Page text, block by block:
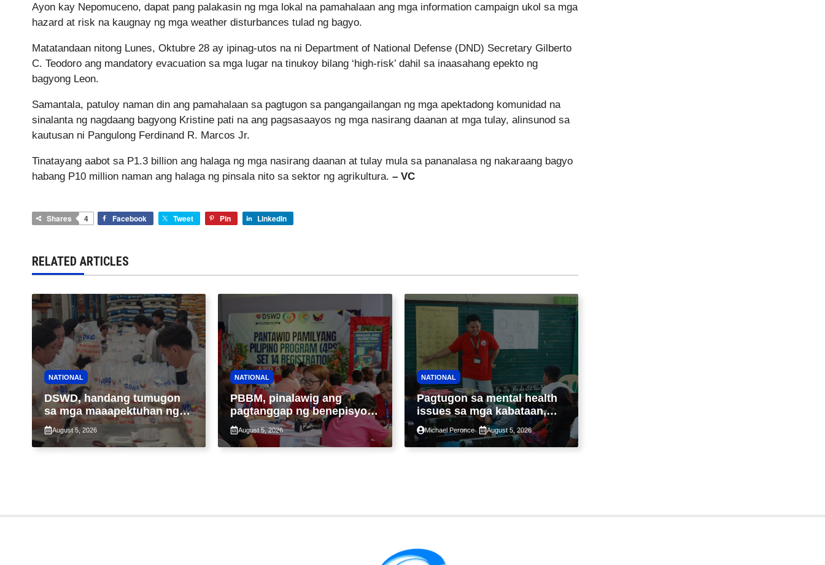
Ayon kay Nepomuceno, dapat pang palakasin ng mga lokal na pamahalaan ang mga information campaign ukol sa mga
hazard at risk na kaugnay ng mga weather disturbances tulad ng bagyo.
Matatandaan nitong Lunes, Oktubre 28 ay ipinag-utos na ni Department of National Defense (DND) Secretary Gilberto
C. Teodoro ang mandatory evacuation sa mga lugar na tinukoy bilang ‘high-risk’ dahil sa inaasahang epekto ng
bagyong Leon.
Samantala, patuloy naman din ang pamahalaan sa pagtugon sa pangangailangan ng mga apektadong komunidad na
sinalanta ng nagdaang bagyong Kristine pati na ang pagsasaayos ng mga nasirang daanan at mga tulay, alinsunod sa
kautusan ni Pangulong Ferdinand R. Marcos Jr.
Tinatayang aabot sa P1.3 billion ang halaga ng mga nasirang daanan at tulay mula sa pananalasa ng nakaraang bagyo
habang P10 million naman ang halaga ng pinsala nito sa sektor ng agrikultura. – VC
Shares 4 Facebook Tweet Pin LinkedIn
RELATED ARTICLES
NATIONAL
DSWD, handang tumugon
sa mga maaapektuhan ng
Bagyong Maymay; araw-
araw na paggawa ng FFPs,
tiniyak
August 5, 2026
NATIONAL
PBBM, pinalawig ang
pagtanggap ng benepisyo
ng 4Ps members lampas sa
maximum 7-year-period
August 5, 2026
NATIONAL
Pagtugon sa mental health
issues sa mga kabataan,
palalakasin ng ilulunsad na
‘Tara, Usap!’ program ng
DSWD
Michael Peronce August 5, 2026